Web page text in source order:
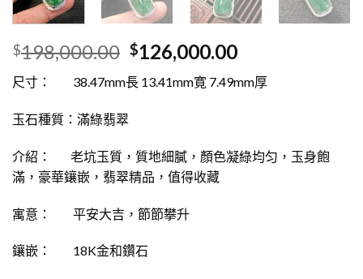
$198,000.00 $126,000.00
尺寸： 38.47mm長 13.41mm寛 7.49mm厚
玉石種質：滿綠翡翠
介紹： 老坑玉質，質地細膩，顏色凝綠均匀，玉身飽
滿，豪華鑲嵌，翡翠精品，值得收藏
寓意： 平安大吉，節節攀升
鑲嵌： 18K金和鑽石